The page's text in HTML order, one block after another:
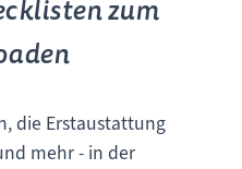
zum
die Erstaustattung
mehr - in der